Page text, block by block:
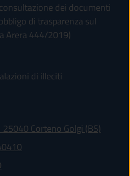
dei documenti
di trasparenza sul
Arera 444/2019)
di illeciti
Corteno Golgi (BS)